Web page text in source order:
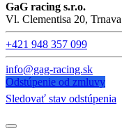
GaG racing s.r.o.
Vl. Clementisa 20, Trnava
+421 948 357 099
info@gag-racing.sk
Odstúpenie od zmluvy
Sledovať stav odstúpenia